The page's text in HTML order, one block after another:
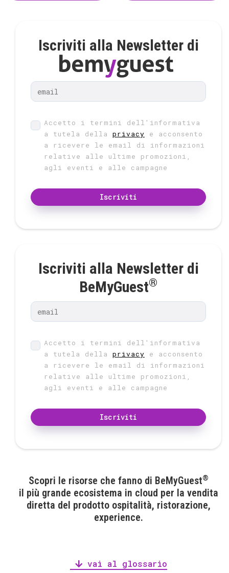
Iscriviti alla Newsletter di
Accetto i termini dell'informativa
a tutela della privacy e acconsento
a ricevere le email di informazioni
relative alle ultime promozioni,
agli eventi e alle campagne
Iscriviti
Iscriviti alla Newsletter di
BeMyGuest®
Accetto i termini dell'informativa
a tutela della privacy e acconsento
a ricevere le email di informazioni
relative alle ultime promozioni,
agli eventi e alle campagne
Iscriviti
Scopri le risorse che fanno di BeMyGuest®
il più grande ecosistema in cloud per la vendita
diretta del prodotto ospitalità, ristorazione,
experience.
vai al glossario